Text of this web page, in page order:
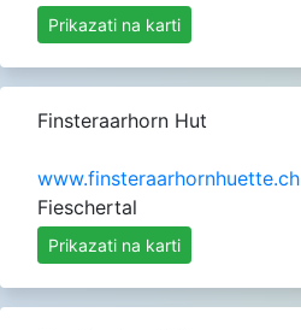
Prikazati na karti
Finsteraarhorn Hut
www.finsteraarhornhuette.ch
Fieschertal
Prikazati na karti